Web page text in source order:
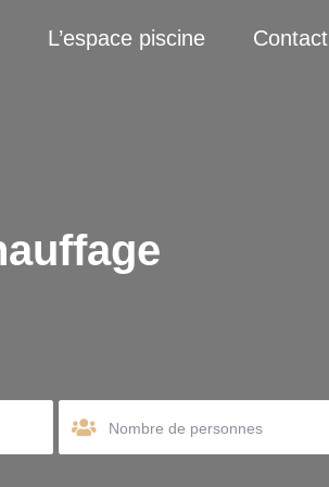
L’espace piscine Contact
Nombre de personnes